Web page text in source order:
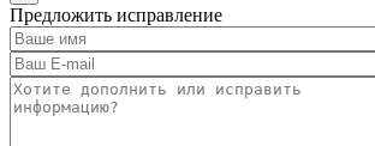
Предложить исправление